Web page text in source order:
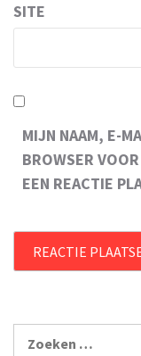
SITE
MIJN NAAM, E-
BROWSER
EEN REACTIE